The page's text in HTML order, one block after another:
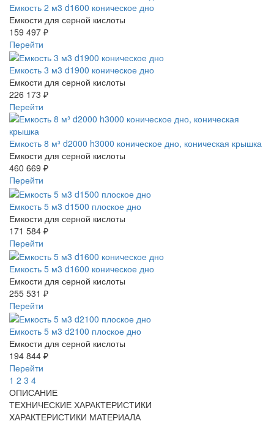
Емкость 2 м3 d1600 коническое дно
Емкости для серной кислоты
159 497 ₽
Перейти
Емкость 3 м3 d1900 коническое дно
Емкости для серной кислоты
226 173 ₽
Перейти
Емкость 8 м³ d2000 h3000 коническое дно, коническая крышка
Емкости для серной кислоты
460 669 ₽
Перейти
Емкость 5 м3 d1500 плоское дно
Емкости для серной кислоты
171 584 ₽
Перейти
Емкость 5 м3 d1600 коническое дно
Емкости для серной кислоты
255 531 ₽
Перейти
Емкость 5 м3 d2100 плоское дно
Емкости для серной кислоты
194 844 ₽
Перейти
1 2 3 4
ОПИСАНИЕ
ТЕХНИЧЕСКИЕ ХАРАКТЕРИСТИКИ
ХАРАКТЕРИСТИКИ МАТЕРИАЛА